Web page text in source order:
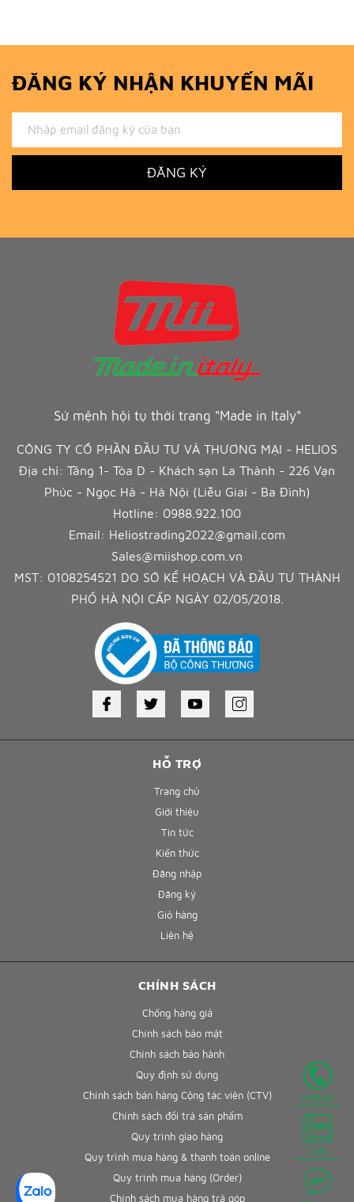
Hotline
Zalo
ĐĂNG KÝ NHẬN KHUYẾN MÃI
ĐĂNG KÝ
HỖ TRỢ
Trang chủ
Giới thiệu
Tin tức
Kiến thức
Đăng nhập
Đăng ký
Giỏ hàng
Liên hệ
Sứ mệnh hội tụ thời trang "Made in Italy"
CÔNG TY CỔ PHẦN ĐẦU TƯ VÀ THƯƠNG MẠI - HELIOS
Địa chỉ: Tầng 1- Tòa D - Khách sạn La Thành - 226 Vạn
Phúc - Ngọc Hà - Hà Nội (Liễu Giai - Ba Đình)
Hotline: 0988.922.100
Email: Heliostrading2022@gmail.com
Sales@miishop.com.vn
MST: 0108254521 DO SỞ KẾ HOẠCH VÀ ĐẦU TƯ THÀNH
PHỐ HÀ NỘI CẤP NGÀY 02/05/2018.
CHÍNH SÁCH
Chống hàng giả
Chính sách bảo mật
Chính sách bảo hành
Quy định sử dụng
Chính sách bán hàng Cộng tác viên (CTV)
Chính sách đổi trả sản phẩm
Quy trình giao hàng
Quy trình mua hàng & thanh toán online
Quy trình mua hàng (Order)
Chính sách mua hàng trả góp